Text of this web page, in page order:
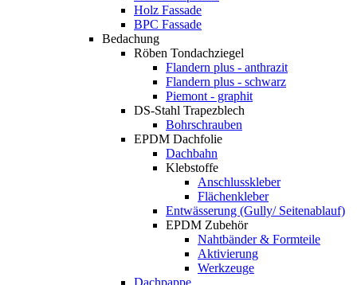
Holz Fassade
BPC Fassade
Bedachung
Röben Tondachziegel
Flandern plus - anthrazit
Flandern plus - schwarz
Piemont - graphit
DS-Stahl Trapezblech
Bohrschrauben
EPDM Dachfolie
Dachbahn
Klebstoffe
Anschlusskleber
Flächenkleber
Entwässerung (Gully/ Seitenablauf)
EPDM Zubehör
Nahtbänder & Formteile
Aktivierung
Werkzeuge
Dachpappe